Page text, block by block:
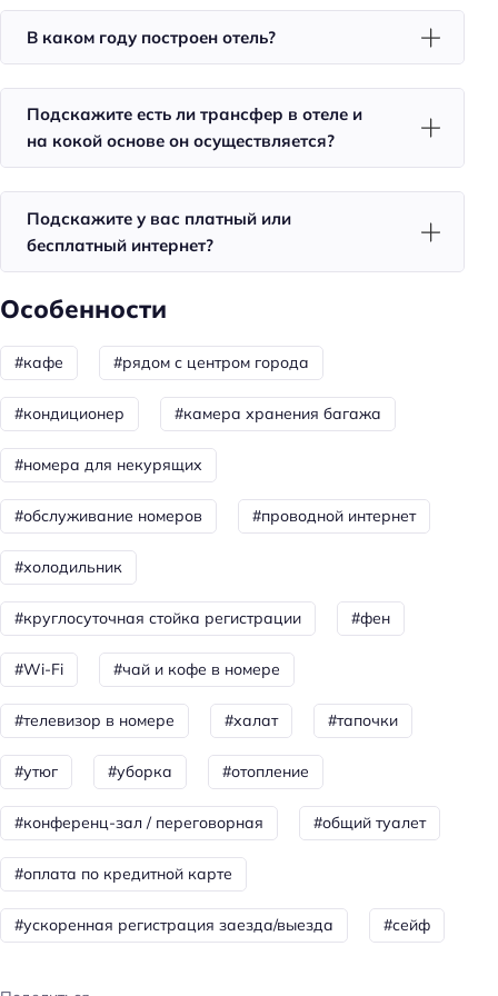
Фен
Уборка
Питание
Завтрак
Красота и здоровье
Терраса
Бизнес-услуги
Бизнес-центр
Оснащение бизнес-центра: ксерокопирование
Оснащение бизнес-центра: компьютер
Оснащение бизнес-центра: сканирование
Оснащение бизнес-центра: принтер
Переговорная
Количество переговорных: 1
Коворкинг
Общая информация
Отопление
Лобби/public area
Магазин в этом варианте жилья
В каком году построен отель?
Подскажите есть ли трансфер в отеле и
на кокой основе он осуществляется?
Подскажите у вас платный или
бесплатный интернет?
Особенности
#кафе #рядом с центром города
#кондиционер #камера хранения багажа
#номера для некурящих
#обслуживание номеров #проводной интернет
#холодильник
#круглосуточная стойка регистрации #фен
#Wi-Fi #чай и кофе в номере
#телевизор в номере #халат #тапочки
#утюг #уборка #отопление
#конференц-зал / переговорная #общий туалет
#оплата по кредитной карте
#ускоренная регистрация заезда/выезда #сейф